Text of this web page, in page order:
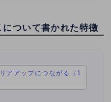
ついて書かれた特徴
アアップにつながる（1